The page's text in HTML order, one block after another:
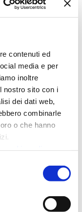
contenuti ed
media e per
inoltre
nostro sito con i
dei dati web,
combinarle
o che hanno
(1)
(84)
(1)
(1)